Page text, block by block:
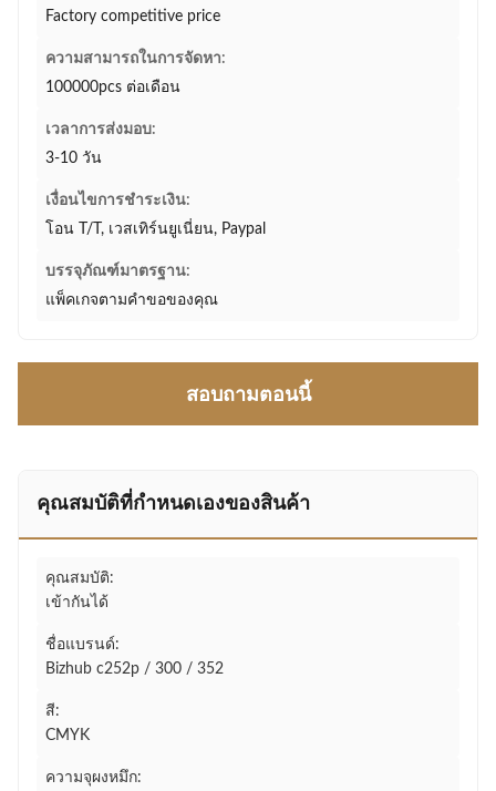
Factory competitive price
ความสามารถในการจัดหา:
100000pcs ต่อเดือน
เวลาการส่งมอบ:
3-10 วัน
เงื่อนไขการชำระเงิน:
โอน T/T, เวสเทิร์นยูเนี่ยน, Paypal
บรรจุภัณฑ์มาตรฐาน:
แพ็คเกจตามคำขอของคุณ
สอบถามตอนนี้
คุณสมบัติที่กําหนดเองของสินค้า
คุณสมบัติ:
เข้ากันได้
ชื่อแบรนด์:
Bizhub c252p / 300 / 352
สี:
CMYK
ความจุผงหมึก: